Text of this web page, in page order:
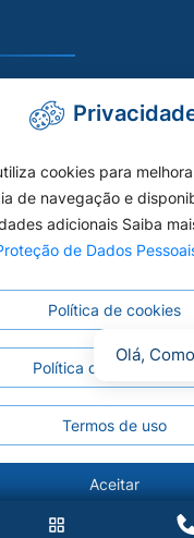
Municipal de Porto
reservados.
cookies para
de navegação e
adicionais Saiba
de Dados
Política de cookies
Política de privacidade
Termos de uso
Aceitar
Olá,